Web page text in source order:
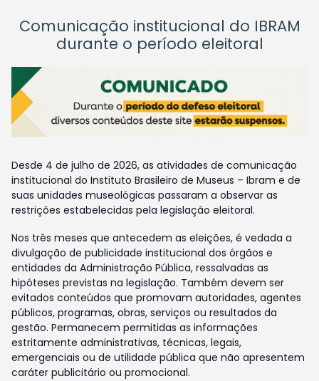
Comunicação institucional do IBRAM
durante o período eleitoral
Desde 4 de julho de 2026, as atividades de comunicação
institucional do Instituto Brasileiro de Museus – Ibram e de
suas unidades museológicas passaram a observar as
restrições estabelecidas pela legislação eleitoral.
Nos três meses que antecedem as eleições, é vedada a
divulgação de publicidade institucional dos órgãos e
entidades da Administração Pública, ressalvadas as
hipóteses previstas na legislação. Também devem ser
evitados conteúdos que promovam autoridades, agentes
públicos, programas, obras, serviços ou resultados da
gestão. Permanecem permitidas as informações
estritamente administrativas, técnicas, legais,
emergenciais ou de utilidade pública que não apresentem
caráter publicitário ou promocional.